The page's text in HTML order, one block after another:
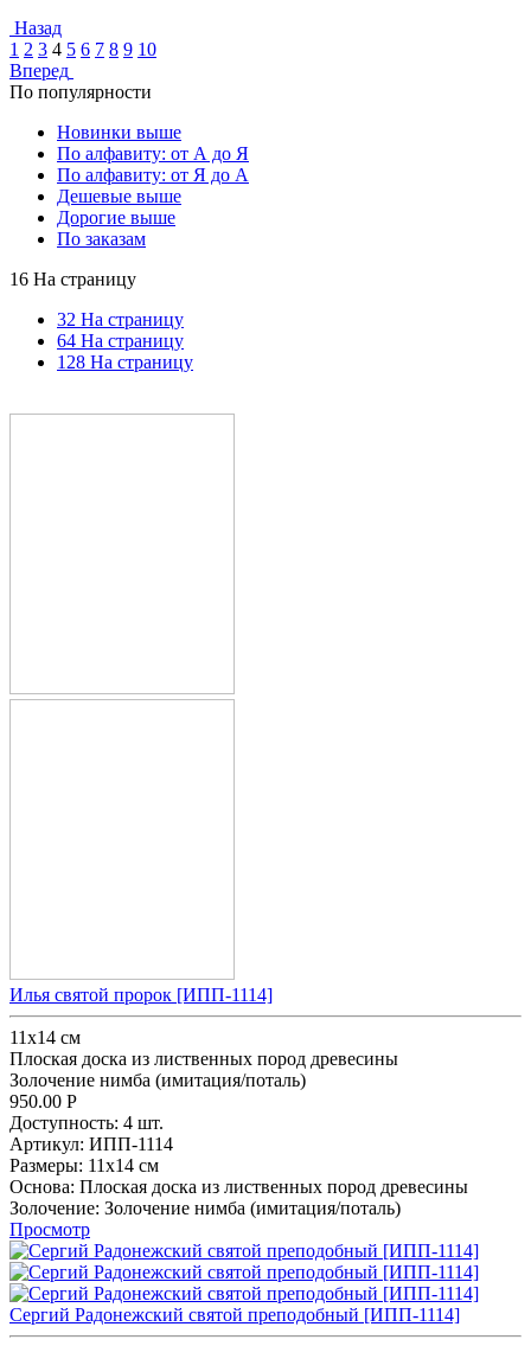
Назад
1 2 3 4 5 6 7 8 9 10
Вперед
По популярности
Новинки выше
По алфавиту: от А до Я
По алфавиту: от Я до А
Дешевые выше
Дорогие выше
По заказам
16 На страницу
32 На страницу
64 На страницу
128 На страницу
Илья святой пророк [ИПП-1114]
11х14 см
Плоская доска из лиственных пород древесины
Золочение нимба (имитация/поталь)
950.00 Р
Доступность: 4 шт.
Артикул: ИПП-1114
Размеры: 11х14 см
Основа: Плоская доска из лиственных пород древесины
Золочение: Золочение нимба (имитация/поталь)
Просмотр
Сергий Радонежский святой преподобный [ИПП-1114]